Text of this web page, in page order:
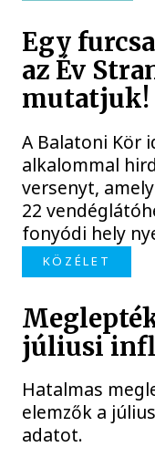
Egy
az Év
mutatjuk!
A Balatoni Kör
alkalommal
versenyt,
22
fonyódi hely
KÖZÉLET
júliusi
Hatalmas
elemzők a
adatot.